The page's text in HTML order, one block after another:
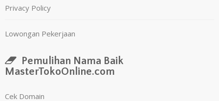
Privacy Policy
Lowongan Pekerjaan
Pemulihan Nama Baik
MasterTokoOnline.com
Cek Domain